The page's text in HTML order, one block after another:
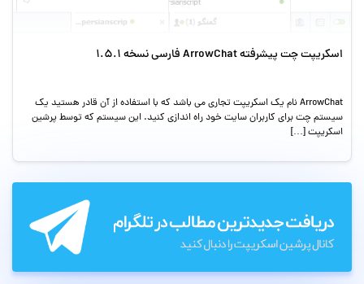
اسکریپت چت پیشرفته ArrowChat فارسی نسخه 1.5.1
ArrowChat نام یک اسکریپت تجاری می باشد که با استفاده از آن قادر هستید یک
سیستم چت برای کاربران سایت خود راه اندازی کنید. این سیستم که توسط پرشین
اسکریپت […]